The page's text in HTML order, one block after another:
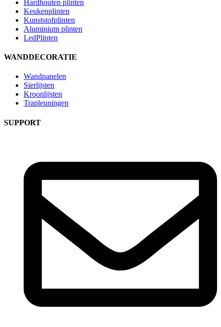
Hardhouten plinten
Keukenplinten
Kunststofplinten
Aluminium plinten
LedPlinten
WANDDECORATIE
Wandpanelen
Sierlijsten
Kroonlijsten
Trapleuningen
SUPPORT